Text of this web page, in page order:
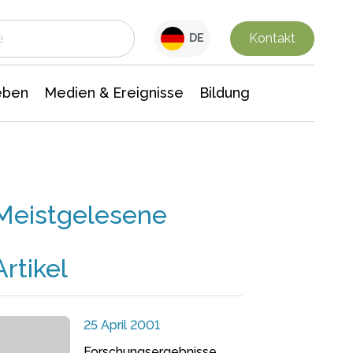
DE Kontakt
Medien & Ereignisse Bildung
25 April 2001